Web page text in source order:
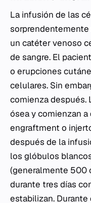
La infusión de las
sorprendentemente
un catéter venoso
de sangre. El
o erupciones
celulares. Sin
comienza después.
ósea y comienzan
engraftment o
después de la
los glóbulos
(generalmente 500
durante tres días
estabilizan.